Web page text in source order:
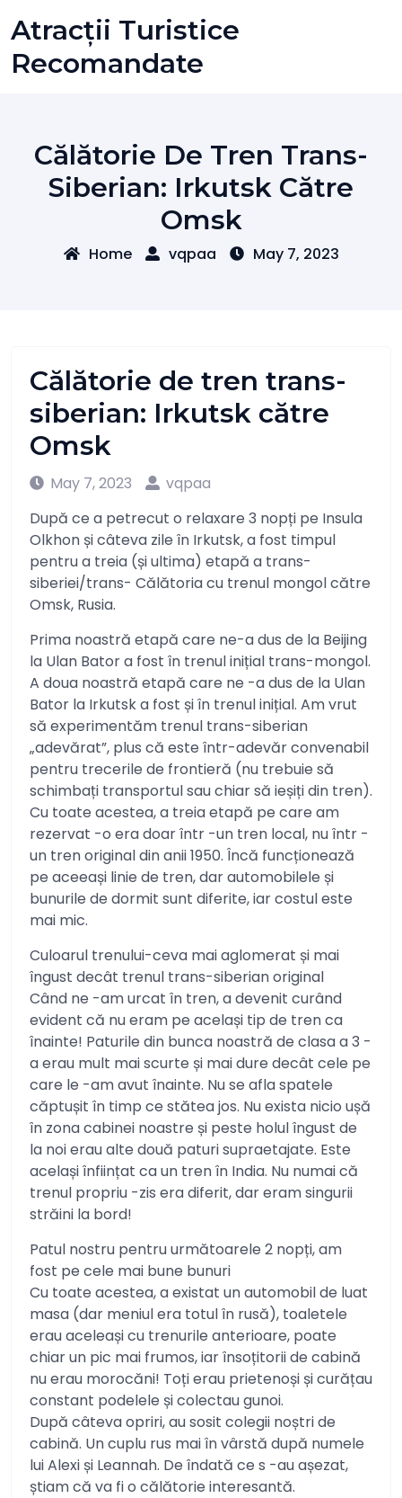
to
content
Atracții Turistice
Recomandate
Călătorie De Tren Trans-
Siberian: Irkutsk Către
Omsk
Home vqpaa May 7, 2023
Călătorie de tren trans-
siberian: Irkutsk către
Omsk
May 7, 2023
vqpaa
După ce a petrecut o relaxare 3 nopți pe Insula
Olkhon și câteva zile în Irkutsk, a fost timpul
pentru a treia (și ultima) etapă a trans-
siberiei/trans- Călătoria cu trenul mongol către
Omsk, Rusia.
Prima noastră etapă care ne-a dus de la Beijing
la Ulan Bator a fost în trenul inițial trans-mongol.
A doua noastră etapă care ne -a dus de la Ulan
Bator la Irkutsk a fost și în trenul inițial. Am vrut
să experimentăm trenul trans-siberian
„adevărat”, plus că este într-adevăr convenabil
pentru trecerile de frontieră (nu trebuie să
schimbați transportul sau chiar să ieșiți din tren).
Cu toate acestea, a treia etapă pe care am
rezervat -o era doar într -un tren local, nu într -
un tren original din anii 1950. Încă funcționează
pe aceeași linie de tren, dar automobilele și
bunurile de dormit sunt diferite, iar costul este
mai mic.
Culoarul trenului-ceva mai aglomerat și mai
îngust decât trenul trans-siberian original
Când ne -am urcat în tren, a devenit curând
evident că nu eram pe același tip de tren ca
înainte! Paturile din bunca noastră de clasa a 3 -
a erau mult mai scurte și mai dure decât cele pe
care le -am avut înainte. Nu se afla spatele
căptușit în timp ce stătea jos. Nu exista nicio ușă
în zona cabinei noastre și peste holul îngust de
la noi erau alte două paturi supraetajate. Este
același înființat ca un tren în India. Nu numai că
trenul propriu -zis era diferit, dar eram singurii
străini la bord!
Patul nostru pentru următoarele 2 nopți, am
fost pe cele mai bune bunuri
Cu toate acestea, a existat un automobil de luat
masa (dar meniul era totul în rusă), toaletele
erau aceleași cu trenurile anterioare, poate
chiar un pic mai frumos, iar însoțitorii de cabină
nu erau morocăni! Toți erau prietenoși și curățau
constant podelele și colectau gunoi.
După câteva opriri, au sosit colegii noștri de
cabină. Un cuplu rus mai în vârstă după numele
lui Alexi și Leannah. De îndată ce s -au așezat,
știam că va fi o călătorie interesantă.